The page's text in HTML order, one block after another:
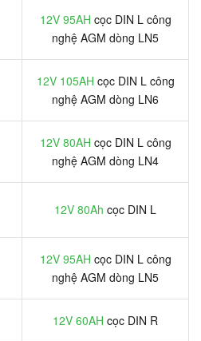
12V 95AH cọc DIN L công
nghệ AGM dòng LN5
12V 105AH cọc DIN L công
nghệ AGM dòng LN6
12V 80AH cọc DIN L công
nghệ AGM dòng LN4
12V 80Ah cọc DIN L
12V 95AH cọc DIN L công
nghệ AGM dòng LN5
12V 60AH cọc DIN R